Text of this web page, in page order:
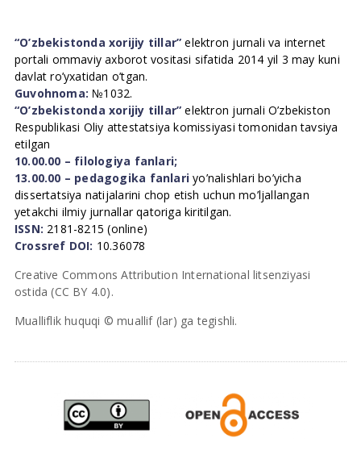
“O’zbekistonda xorijiy tillar” elektron jurnali va internet
portali ommaviy axborot vositasi sifatida 2014 yil 3 may kuni
davlat ro’yxatidan o’tgan.
Guvohnoma: №1032.
“O’zbekistonda xorijiy tillar” elektron jurnali O’zbekiston
Respublikasi Oliy attestatsiya komissiyasi tomonidan tavsiya
etilgan
10.00.00 – filologiya fanlari;
13.00.00 – pedagogika fanlari yo’nalishlari bo’yicha
dissertatsiya natijalarini chop etish uchun mo’ljallangan
yetakchi ilmiy jurnallar qatoriga kiritilgan.
ISSN: 2181-8215 (online)
Crossref DOI: 10.36078
Creative Commons Attribution International litsenziyasi
ostida (CC BY 4.0).
Mualliflik huquqi © muallif (lar) ga tegishli.